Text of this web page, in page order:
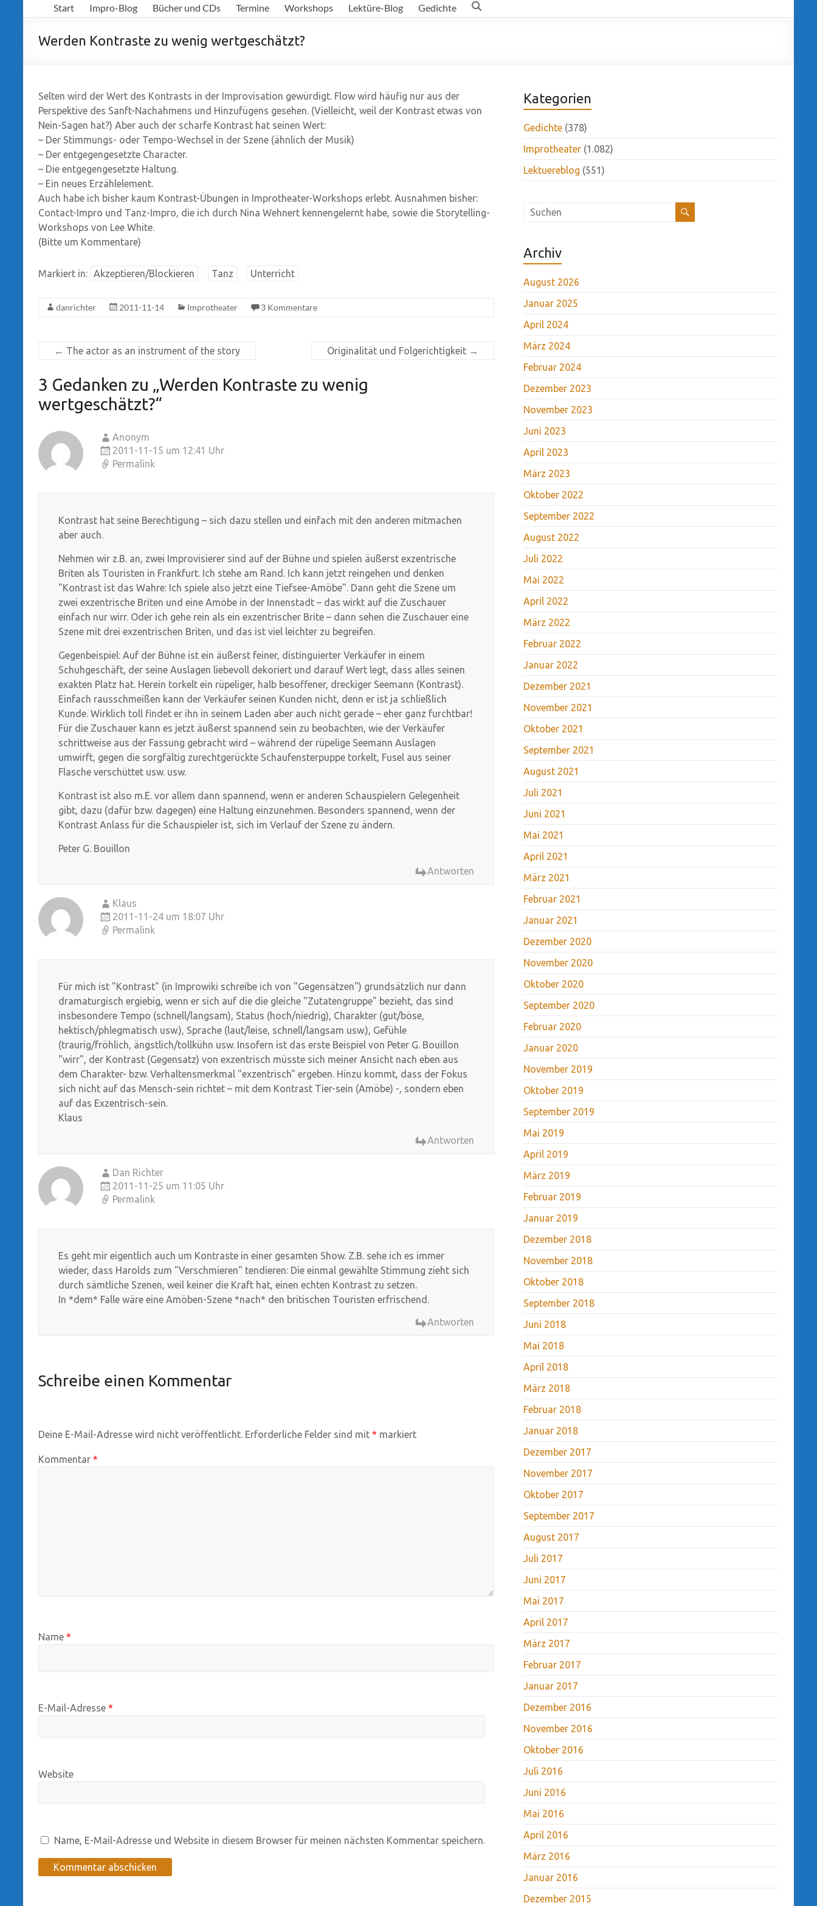
Richter
Start Impro-Blog Bücher und CDs Termine Workshops Lektüre-Blog Gedichte
Werden Kontraste zu wenig wertgeschätzt?
Selten wird der Wert des Kontrasts in der Improvisation gewürdigt. Flow wird häufig nur aus der
Perspektive des Sanft-Nachahmens und Hinzufügens gesehen. (Vielleicht, weil der Kontrast etwas von
Nein-Sagen hat?) Aber auch der scharfe Kontrast hat seinen Wert:
– Der Stimmungs- oder Tempo-Wechsel in der Szene (ähnlich der Musik)
– Der entgegengesetzte Character.
– Die entgegengesetzte Haltung.
– Ein neues Erzählelement.
Auch habe ich bisher kaum Kontrast-Übungen in Improtheater-Workshops erlebt. Ausnahmen bisher:
Contact-Impro und Tanz-Impro, die ich durch Nina Wehnert kennengelernt habe, sowie die Storytelling-
Workshops von Lee White.
(Bitte um Kommentare)
Markiert in: Akzeptieren/Blockieren Tanz Unterricht
danrichter 2011-11-14 Improtheater 3 Kommentare
← The actor as an instrument of the story Originalität und Folgerichtigkeit →
3 Gedanken zu „Werden Kontraste zu wenig
wertgeschätzt?“
Anonym
2011-11-15 um 12:41 Uhr
Permalink
Kontrast hat seine Berechtigung – sich dazu stellen und einfach mit den anderen mitmachen
aber auch.
Nehmen wir z.B. an, zwei Improvisierer sind auf der Bühne und spielen äußerst exzentrische
Briten als Touristen in Frankfurt. Ich stehe am Rand. Ich kann jetzt reingehen und denken
"Kontrast ist das Wahre: Ich spiele also jetzt eine Tiefsee-Amöbe". Dann geht die Szene um
zwei exzentrische Briten und eine Amöbe in der Innenstadt – das wirkt auf die Zuschauer
einfach nur wirr. Oder ich gehe rein als ein exzentrischer Brite – dann sehen die Zuschauer eine
Szene mit drei exzentrischen Briten, und das ist viel leichter zu begreifen.
Gegenbeispiel: Auf der Bühne ist ein äußerst feiner, distinguierter Verkäufer in einem
Schuhgeschäft, der seine Auslagen liebevoll dekoriert und darauf Wert legt, dass alles seinen
exakten Platz hat. Herein torkelt ein rüpeliger, halb besoffener, dreckiger Seemann (Kontrast).
Einfach rausschmeißen kann der Verkäufer seinen Kunden nicht, denn er ist ja schließlich
Kunde. Wirklich toll findet er ihn in seinem Laden aber auch nicht gerade – eher ganz furchtbar!
Für die Zuschauer kann es jetzt äußerst spannend sein zu beobachten, wie der Verkäufer
schrittweise aus der Fassung gebracht wird – während der rüpelige Seemann Auslagen
umwirft, gegen die sorgfältig zurechtgerückte Schaufensterpuppe torkelt, Fusel aus seiner
Flasche verschüttet usw. usw.
Kontrast ist also m.E. vor allem dann spannend, wenn er anderen Schauspielern Gelegenheit
gibt, dazu (dafür bzw. dagegen) eine Haltung einzunehmen. Besonders spannend, wenn der
Kontrast Anlass für die Schauspieler ist, sich im Verlauf der Szene zu ändern.
Peter G. Bouillon
Antworten
Klaus
2011-11-24 um 18:07 Uhr
Permalink
Für mich ist "Kontrast" (in Improwiki schreibe ich von "Gegensätzen") grundsätzlich nur dann
dramaturgisch ergiebig, wenn er sich auf die die gleiche "Zutatengruppe" bezieht, das sind
insbesondere Tempo (schnell/langsam), Status (hoch/niedrig), Charakter (gut/böse,
hektisch/phlegmatisch usw.), Sprache (laut/leise, schnell/langsam usw.), Gefühle
(traurig/fröhlich, ängstlich/tollkühn usw. Insofern ist das erste Beispiel von Peter G. Bouillon
"wirr", der Kontrast (Gegensatz) von exzentrisch müsste sich meiner Ansicht nach eben aus
dem Charakter- bzw. Verhaltensmerkmal "exzentrisch" ergeben. Hinzu kommt, dass der Fokus
sich nicht auf das Mensch-sein richtet – mit dem Kontrast Tier-sein (Amöbe) -, sondern eben
auf das Exzentrisch-sein.
Klaus
Antworten
Dan Richter
2011-11-25 um 11:05 Uhr
Permalink
Es geht mir eigentlich auch um Kontraste in einer gesamten Show. Z.B. sehe ich es immer
wieder, dass Harolds zum "Verschmieren" tendieren: Die einmal gewählte Stimmung zieht sich
durch sämtliche Szenen, weil keiner die Kraft hat, einen echten Kontrast zu setzen.
In *dem* Falle wäre eine Amöben-Szene *nach* den britischen Touristen erfrischend.
Antworten
Schreibe einen Kommentar
Deine E-Mail-Adresse wird nicht veröffentlicht. Erforderliche Felder sind mit * markiert
Kommentar *
Name *
E-Mail-Adresse *
Website
Name, E-Mail-Adresse und Website in diesem Browser für meinen nächsten Kommentar speichern.
Kategorien
Gedichte (378)
Improtheater (1.082)
Lektuereblog (551)
Archiv
August 2026
Januar 2025
April 2024
März 2024
Februar 2024
Dezember 2023
November 2023
Juni 2023
April 2023
März 2023
Oktober 2022
September 2022
August 2022
Juli 2022
Mai 2022
April 2022
März 2022
Februar 2022
Januar 2022
Dezember 2021
November 2021
Oktober 2021
September 2021
August 2021
Juli 2021
Juni 2021
Mai 2021
April 2021
März 2021
Februar 2021
Januar 2021
Dezember 2020
November 2020
Oktober 2020
September 2020
Februar 2020
Januar 2020
November 2019
Oktober 2019
September 2019
Mai 2019
April 2019
März 2019
Februar 2019
Januar 2019
Dezember 2018
November 2018
Oktober 2018
September 2018
Juni 2018
Mai 2018
April 2018
März 2018
Februar 2018
Januar 2018
Dezember 2017
November 2017
Oktober 2017
September 2017
August 2017
Juli 2017
Juni 2017
Mai 2017
April 2017
März 2017
Februar 2017
Januar 2017
Dezember 2016
November 2016
Oktober 2016
Juli 2016
Juni 2016
Mai 2016
April 2016
März 2016
Januar 2016
Dezember 2015